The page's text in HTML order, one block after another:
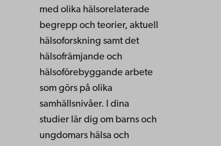
med olika hälsorelaterade
begrepp och teorier, aktuell
hälsoforskning samt det
hälsofrämjande och
hälsoförebyggande arbete
som görs på olika
samhällsnivåer. I dina
studier lär dig om barns och
ungdomars hälsa och